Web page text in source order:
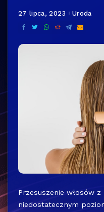
27 lipca, 2023 Uroda
Przesuszenie włosów
niedostatecznym